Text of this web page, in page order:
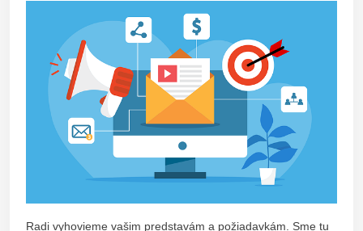
Radi vyhovieme vašim predstavám a požiadavkám. Sme tu